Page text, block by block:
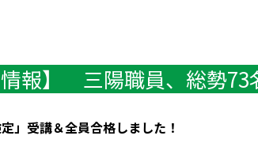
情報】 三陽職員、総勢
」受講＆全員合格しました！